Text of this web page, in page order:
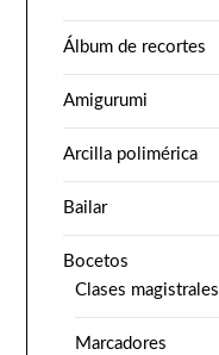
Álbum de recortes
Amigurumi
Arcilla polimérica
Bailar
Bocetos
Clases magistrales
Marcadores